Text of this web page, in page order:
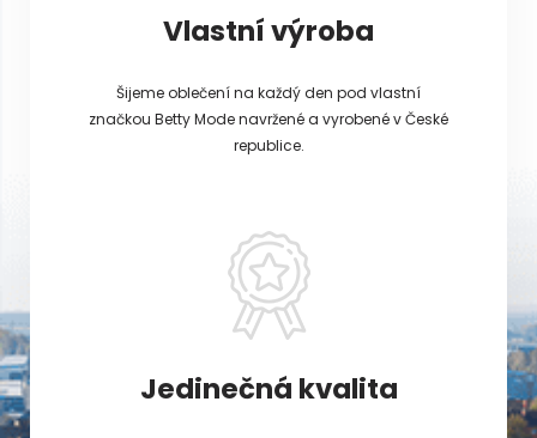
Vlastní výroba
Šijeme oblečení na každý den pod vlastní
značkou Betty Mode navržené a vyrobené v České
republice.
Jedinečná kvalita